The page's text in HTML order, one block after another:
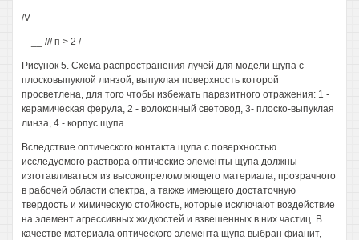
/V
—__ /// п > 2 /
Рисунок 5. Схема распространения лучей для модели щупа с
плосковыпуклой линзой, выпуклая поверхность которой
просветлена, для того чтобы избежать паразитного отражения: 1 -
керамическая ферула, 2 - волоконный световод, 3- плоско-выпуклая
линза, 4 - корпус щупа.
Вследствие оптического контакта щупа с поверхностью
исследуемого раствора оптические элементы щупа должны
изготавливаться из высокопреломляющего материала, прозрачного
в рабочей области спектра, а также имеющего достаточную
твердость и химическую стойкость, которые исключают воздействие
на элемент агрессивных жидкостей и взвешенных в них частиц. В
качестве материала оптического элемента щупа выбран фианит,